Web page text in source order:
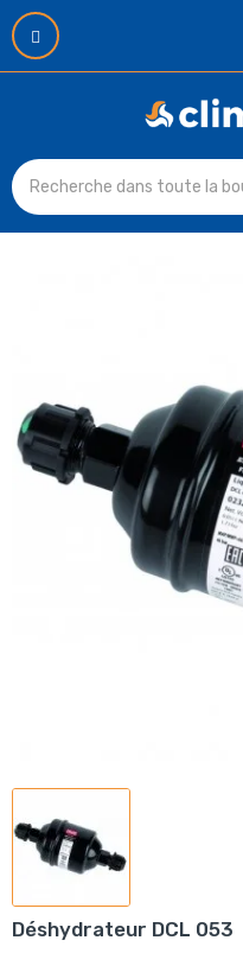
Déshydrateur DCL 053